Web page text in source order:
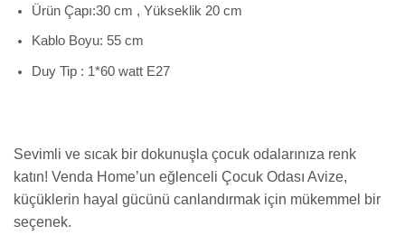
Ürün Çapı:30 cm , Yükseklik 20 cm
Kablo Boyu: 55 cm
Duy Tip : 1*60 watt E27
Sevimli ve sıcak bir dokunuşla çocuk odalarınıza renk
katın! Venda Home’un eğlenceli Çocuk Odası Avize,
küçüklerin hayal gücünü canlandırmak için mükemmel bir
seçenek.